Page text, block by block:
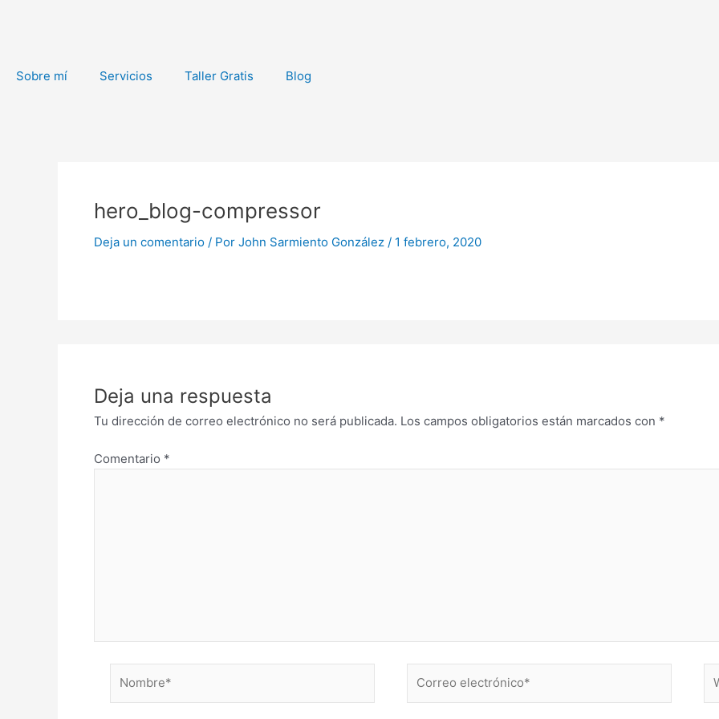
Sobre mí
Servicios Taller Gratis Blog
hero_blog-compressor
Deja un comentario / Por John Sarmiento González / 1 febrero, 2020
Deja una respuesta
Tu dirección de correo electrónico no será publicada. Los campos obligatorios están marcados con *
Comentario *
electrónico*